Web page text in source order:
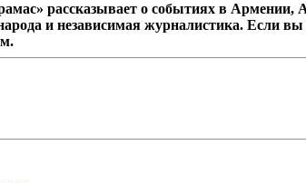
рассказывает о событиях в Армении,
и независимая журналистика. Если